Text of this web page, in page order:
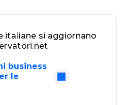
italiane si aggiornano
business
le